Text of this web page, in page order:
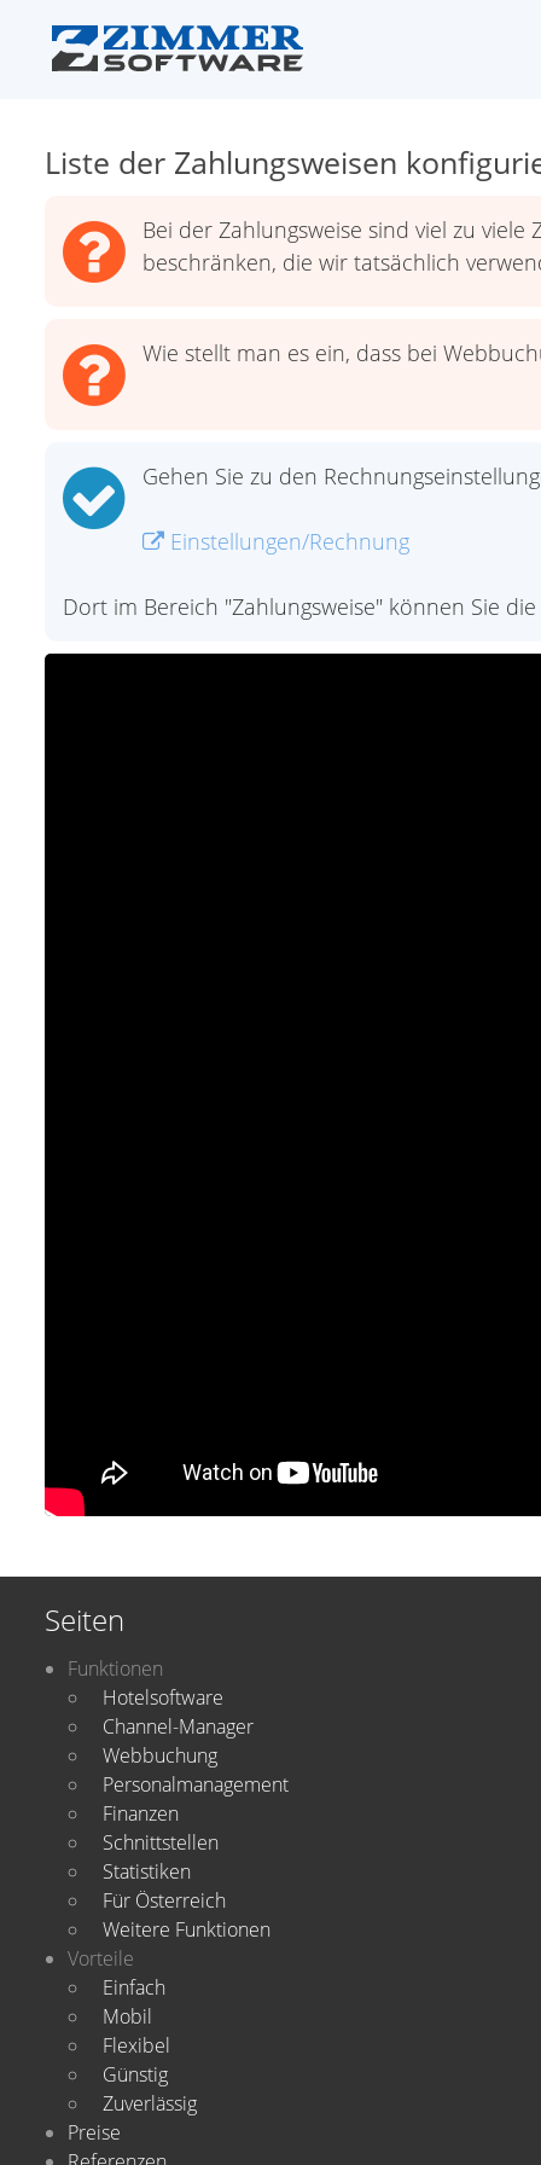
Liste der Zahlungsweisen
Bei der Zahlungsweise sind viel zu
beschränken, die wir tatsächlich
Wie stellt man es ein, dass bei
Gehen Sie zu den
Einstellungen/Rechnung
Dort im Bereich "Zahlungsweise" können Sie
Seiten
Funktionen
Hotelsoftware
Channel-Manager
Webbuchung
Personalmanagement
Finanzen
Schnittstellen
Statistiken
Für Österreich
Weitere Funktionen
Vorteile
Einfach
Mobil
Flexibel
Günstig
Zuverlässig
Preise